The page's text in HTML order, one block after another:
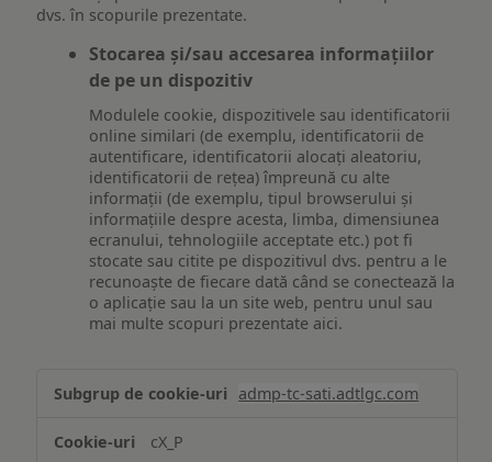
dvs. în scopurile prezentate.
Stocarea și/sau accesarea informațiilor
de pe un dispozitiv
Modulele cookie, dispozitivele sau identificatorii
online similari (de exemplu, identificatorii de
autentificare, identificatorii alocați aleatoriu,
identificatorii de rețea) împreună cu alte
informații (de exemplu, tipul browserului și
informațiile despre acesta, limba, dimensiunea
ecranului, tehnologiile acceptate etc.) pot fi
stocate sau citite pe dispozitivul dvs. pentru a le
recunoaște de fiecare dată când se conectează la
o aplicație sau la un site web, pentru unul sau
mai multe scopuri prezentate aici.
și/sau
informațiilor
admp-tc-sati.adtlgc.com
cX_P